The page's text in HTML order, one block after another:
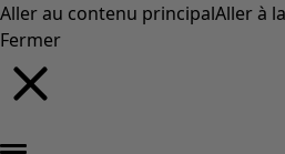
Aller au contenu principalAller à
Fermer